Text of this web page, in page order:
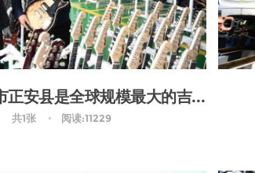
贵州省遵义市正安县是全球规模最大的吉他生产基地
共1张 阅读:11229